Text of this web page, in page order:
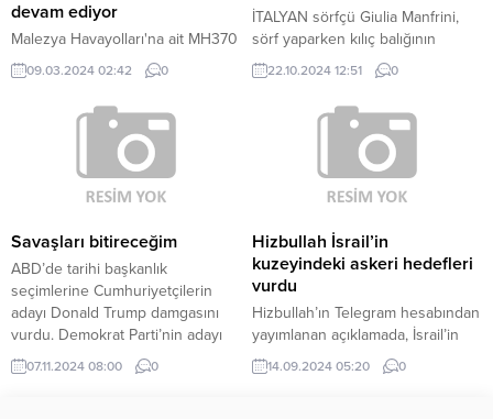
devam ediyor
Malezya Havayolları'na ait MH370
sefer sayılı yolcu uçağının Hint
Okyanusu'nda kaybolmasının
üzerinden tam 10 yıl geçti.
09.03.2024 02:42 0
İTALYAN sörfçü Giulia Manfrini,
sörf yaparken kılıç balığının
göğsüne saplanması sonucu
hayatını kaybetti. İtalyan sörfçü
Giulia Manfrini, Endonezya’nın
Batı Sumatra kıyılarında sörf
yaparken kılıç balığı, göğsüne
saplandı. Yerel yetkililer yaptıkları
açıklamada, Manfri’nin tüm
kaybettiğini belirtti. Hem sörf
eğitmeni hem de sörf seyahat
acentesi AWAVE’nin kurucusu
olan Manfri...
22.10.2024 12:51 0
Savaşları bitireceğim
ABD’de tarihi başkanlık
seçimlerine Cumhuriyetçilerin
adayı Donald Trump damgasını
vurdu. Demokrat Parti’nin adayı
Kamala Harris’e karşı büyük bir
zafer elde eden Trump, yaklaşık
07.11.2024 08:00 0
Hizbullah İsrail’in
kuzeyindeki askeri hedefleri
vurdu
Hizbullah’ın Telegram hesabından
yayımlanan açıklamada, İsrail’in
kuzeyindeki askeri hedeflere 9
saldırı düzenlendiği kaydedildi.
14.09.2024 05:20 0